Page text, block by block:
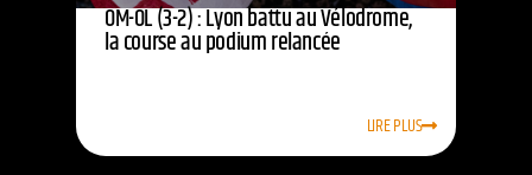
OM-OL (3-2) : Lyon battu au Vélodrome,
la course au podium relancée
LIRE PLUS